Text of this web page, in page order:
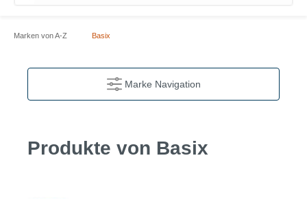
Marken von A-Z Basix
Marke Navigation
Produkte von Basix